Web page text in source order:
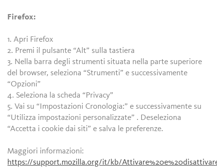
Firefox:
1. Apri Firefox
2. Premi il pulsante “Alt” sulla tastiera
3. Nella barra degli strumenti situata nella parte superiore
del browser, seleziona “Strumenti” e successivamente
“Opzioni”
4. Seleziona la scheda “Privacy”
5. Vai su “Impostazioni Cronologia:” e successivamente su
“Utilizza impostazioni personalizzate” . Deseleziona
“Accetta i cookie dai siti” e salva le preferenze.
Maggiori informazioni:
https://support.mozilla.org/it/kb/